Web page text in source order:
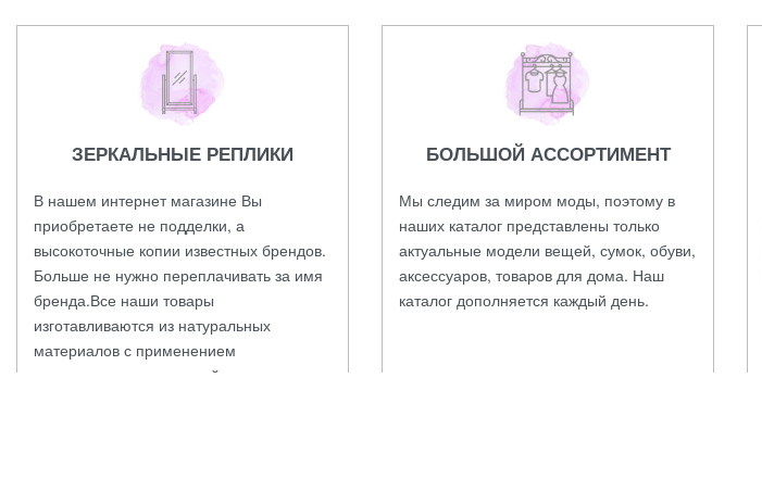
ЗЕРКАЛЬНЫЕ РЕПЛИКИ
В нашем интернет магазине Вы
приобретаете не подделки, а
высокоточные копии известных брендов.
Больше не нужно переплачивать за имя
бренда.Все наши товары
изготавливаются из натуральных
материалов с применением
оригинальных технологий и проходят
БОЛЬШОЙ АССОРТИМЕНТ
Мы следим за миром моды, поэтому в
наших каталог представлены только
актуальные модели вещей, сумок, обуви,
аксессуаров, товаров для дома. Наш
каталог дополняется каждый день.